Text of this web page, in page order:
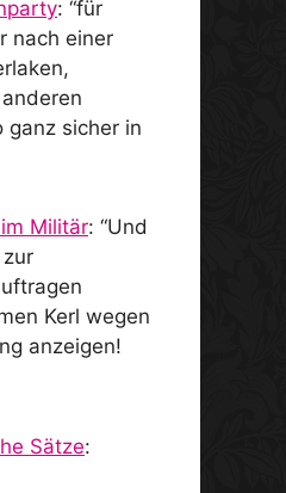
: “für
nach einer
ganz sicher in
Militär: “Und
Kerl wegen
anzeigen!
Sätze: